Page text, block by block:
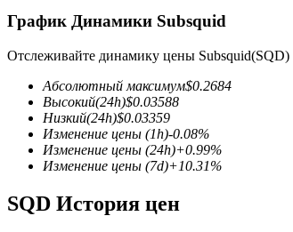
Фьючерсы на COIN-M
Криптовалютные фьючерсы
График Динамики Subsquid
Отслеживайте динамику цены Subsquid(SQD)
Абсолютный максимум$0.2684
Высокий(24h)$0.03588
Низкий(24h)$0.03359
Изменение цены (1h)-0.08%
Изменение цены (24h)+0.99%
Изменение цены (7d)+10.31%
SQD История цен